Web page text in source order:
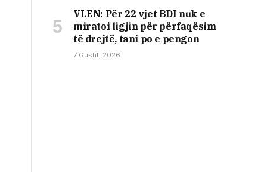
VLEN: Për 22 vjet BDI nuk e
miratoi ligjin për përfaqësim
të drejtë, tani po e pengon
7 Gusht, 2026